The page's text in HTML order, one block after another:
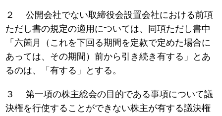
２ 公開会社でない取締役会設置会社における前項
ただし書の規定の適用については、同項ただし書中
「六箇月（これを下回る期間を定款で定めた場合に
あっては、その期間）前から引き続き有する」とあ
るのは、「有する」とする。
３ 第一項の株主総会の目的である事項について議
決権を行使することができない株主が有する議決権